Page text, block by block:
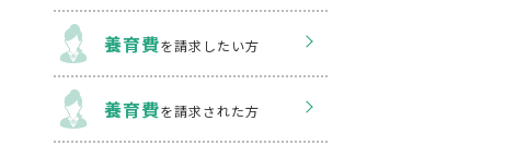
養育費を請求したい方
養育費を請求された方